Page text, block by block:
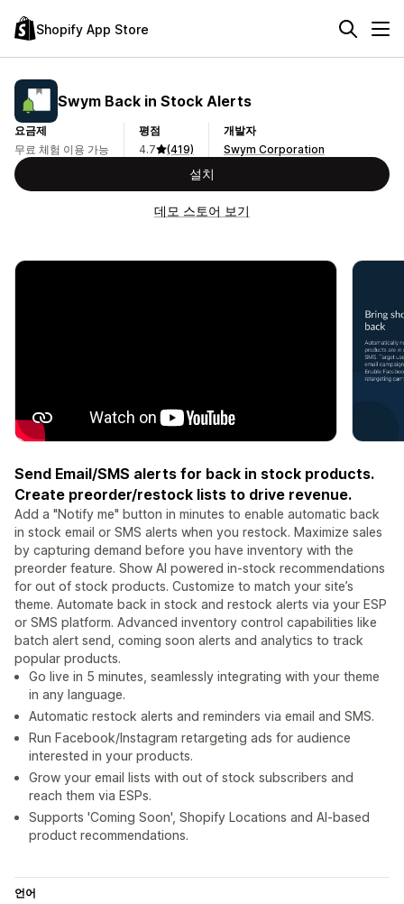
Shopify App Store
Swym Back in Stock Alerts
요금제
무료 체험 이용 가능
평점
4.7
(419)
개발자
Swym Corporation
설치
데모 스토어 보기
Send Email/SMS alerts for back in stock products.
Create preorder/restock lists to drive revenue.
Add a "Notify me" button in minutes to enable automatic back
in stock email or SMS alerts when you restock. Maximize sales
by capturing demand before you have inventory with the
preorder feature. Show AI powered in-stock recommendations
for out of stock products. Customize to match your site’s
theme. Automate back in stock and restock alerts via your ESP
or SMS platform. Advanced inventory control capabilities like
batch alert send, coming soon alerts and analytics to track
popular products.
Go live in 5 minutes, seamlessly integrating with your theme
in any language.
Automatic restock alerts and reminders via email and SMS.
Run Facebook/Instagram retargeting ads for audience
interested in your products.
Grow your email lists with out of stock subscribers and
reach them via ESPs.
Supports 'Coming Soon', Shopify Locations and AI-based
product recommendations.
언어